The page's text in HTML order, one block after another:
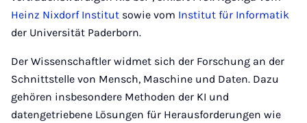
Heinz Nixdorf Institut sowie vom Institut für Informatik
der Universität Paderborn.
Der Wissenschaftler widmet sich der Forschung an der
Schnittstelle von Mensch, Maschine und Daten. Dazu
gehören insbesondere Methoden der KI und
datengetriebene Lösungen für Herausforderungen wie